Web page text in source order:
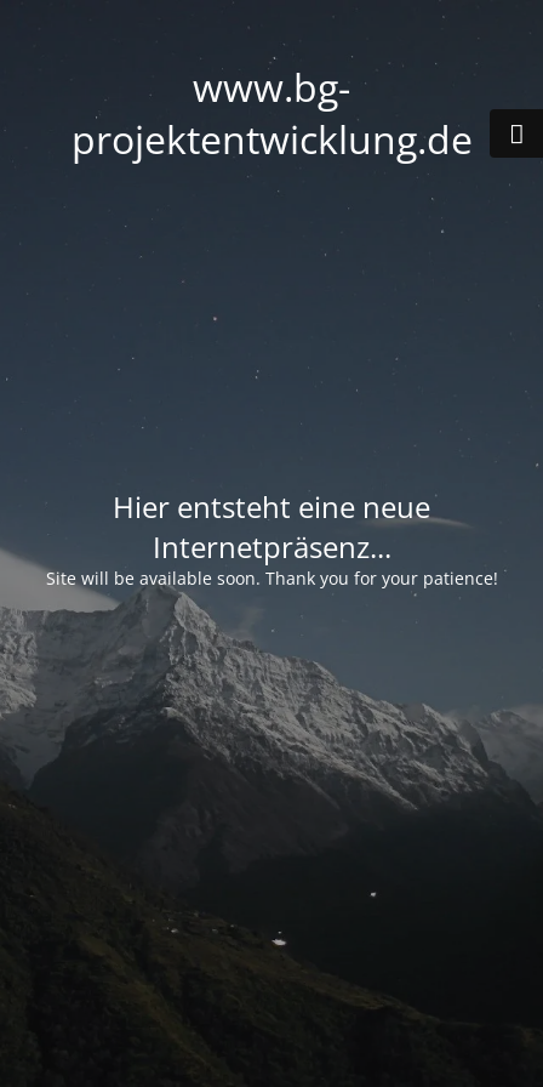
www.bg-
projektentwicklung.de
Hier entsteht eine neue
Internetpräsenz...
Site will be available soon. Thank you for your patience!